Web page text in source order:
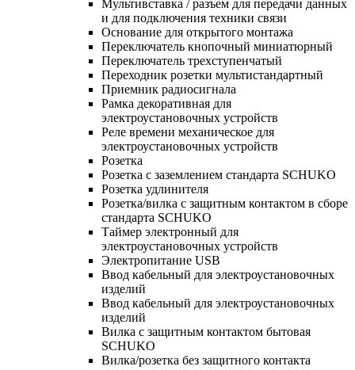
Мультивставка / разъем для передачи данных
и для подключения техники связи
Основание для открытого монтажа
Переключатель кнопочный миниатюрный
Переключатель трехступенчатый
Переходник розетки мультистандартный
Приемник радиосигнала
Рамка декоративная для
электроустановочных устройств
Реле времени механическое для
электроустановочных устройств
Розетка
Розетка с заземлением стандарта SCHUKO
Розетка удлинителя
Розетка/вилка с защитным контактом в сборе
стандарта SCHUKO
Таймер электронный для
электроустановочных устройств
Электропитание USB
Ввод кабельный для электроустановочных
изделий
Ввод кабельный для электроустановочных
изделий
Вилка с защитным контактом бытовая
SCHUKO
Вилка/розетка без защитного контакта